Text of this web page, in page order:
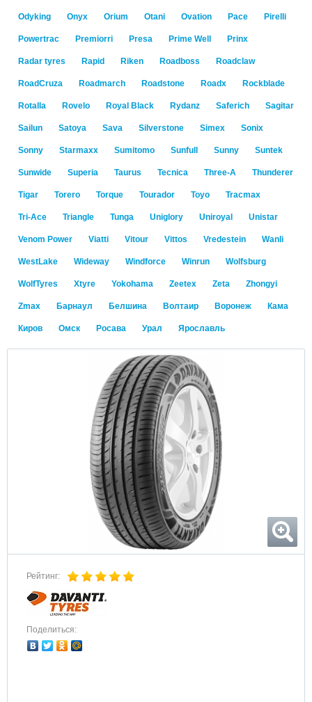
Odyking Onyx Orium Otani Ovation Pace Pirelli
Powertrac Premiorri Presa Prime Well Prinx
Radar tyres Rapid Riken Roadboss Roadclaw
RoadCruza Roadmarch Roadstone Roadx Rockblade
Rotalla Rovelo Royal Black Rydanz Saferich Sagitar
Sailun Satoya Sava Silverstone Simex Sonix
Sonny Starmaxx Sumitomo Sunfull Sunny Suntek
Sunwide Superia Taurus Tecnica Three-A Thunderer
Tigar Torero Torque Tourador Toyo Tracmax
Tri-Ace Triangle Tunga Uniglory Uniroyal Unistar
Venom Power Viatti Vitour Vittos Vredestein Wanli
WestLake Wideway Windforce Winrun Wolfsburg
WolfTyres Xtyre Yokohama Zeetex Zeta Zhongyi
Zmax Барнаул Белшина Волтаир Воронеж Кама
Киров Омск Росава Урал Ярославль
Рейтинг:
Поделиться: